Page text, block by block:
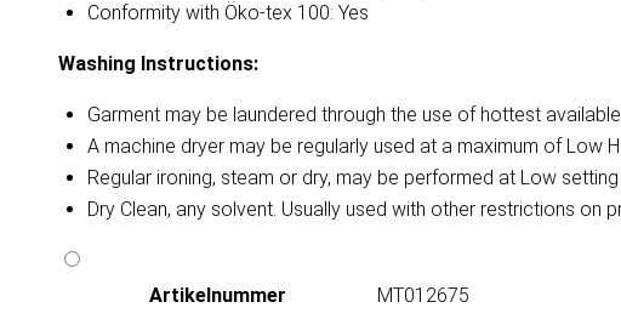
Conformity with Öko-tex 100: Yes
Washing Instructions:
Garment may be laundered through the use of hottest
A machine dryer may be regularly used at a maximum of Low
Regular ironing, steam or dry, may be performed at Low
Dry Clean, any solvent. Usually used with other restrictions on
Artikelnummer
MT012675